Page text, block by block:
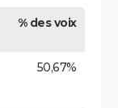
% des voix
50,67%